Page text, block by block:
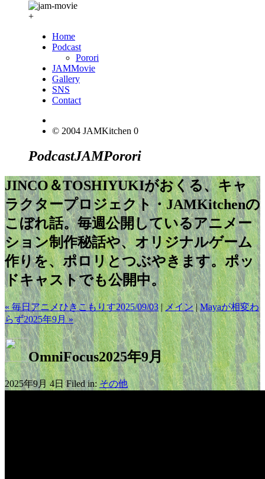
+
Home
Podcast
Porori
JAMMovie
Gallery
SNS
Contact
© 2004 JAMKitchen 0
PodcastJAMPorori
JINCO＆TOSHIYUKIがおくる、キャ
ラクタープロジェクト・JAMKitchenの
こぼれ話。毎週公開しているアニメー
ション制作秘話や、オリジナルゲーム
作りを、ポロリとつぶやきます。ポッ
ドキャストでも公開中。
« 毎日アニメひきこもりす2025/09/03|メイン|Mayaが相変わ
らず2025年9月 »
OmniFocus2025年9月
2025年9月 4日 Filed in:その他